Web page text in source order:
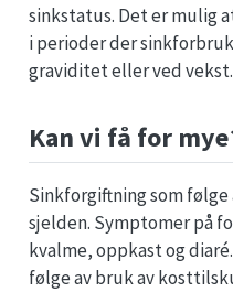
sinkstatus. Det er mulig
i perioder der
graviditet eller ved vekst.
Kan vi få for
Sinkforgiftning som
sjelden. Symptomer på
kvalme, oppkast og
følge av bruk av